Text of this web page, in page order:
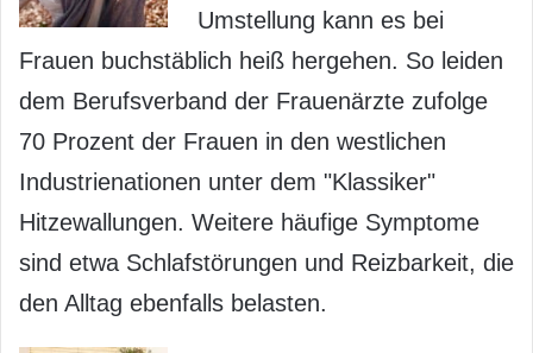
Umstellung kann es bei
Frauen buchstäblich heiß hergehen. So leiden
dem Berufsverband der Frauenärzte zufolge
70 Prozent der Frauen in den westlichen
Industrienationen unter dem "Klassiker"
Hitzewallungen. Weitere häufige Symptome
sind etwa Schlafstörungen und Reizbarkeit, die
den Alltag ebenfalls belasten.